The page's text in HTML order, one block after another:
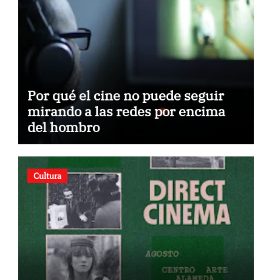
Por qué el cine no puede seguir
mirando a las redes por encima
del hombro
Cultura